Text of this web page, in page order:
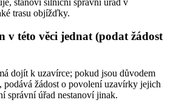
trasu objížďky.
v této věci jednat (podat žádost
dojít k uzavírce; pokud jsou důvodem
podává žádost o povolení uzavírky jejich
správní úřad nestanoví jinak.